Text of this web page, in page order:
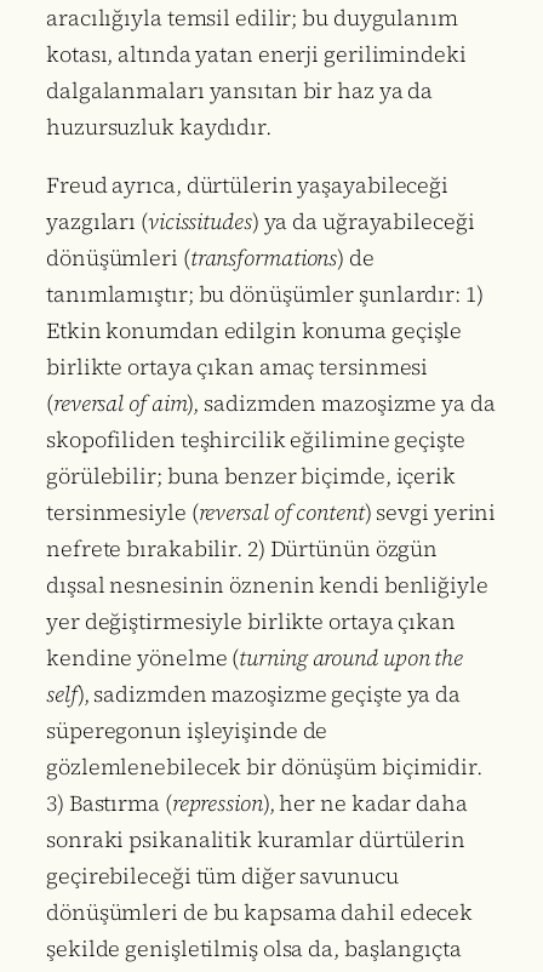
aracılığıyla temsil edilir; bu duygulanım
kotası, altında yatan enerji gerilimindeki
dalgalanmaları yansıtan bir haz ya da
huzursuzluk kaydıdır.
Freud ayrıca, dürtülerin yaşayabileceği
yazgıları (vicissitudes) ya da uğrayabileceği
dönüşümleri (transformations) de
tanımlamıştır; bu dönüşümler şunlardır: 1)
Etkin konumdan edilgin konuma geçişle
birlikte ortaya çıkan amaç tersinmesi
(reversal of aim), sadizmden mazoşizme ya da
skopofiliden teşhircilik eğilimine geçişte
görülebilir; buna benzer biçimde, içerik
tersinmesiyle (reversal of content) sevgi yerini
nefrete bırakabilir. 2) Dürtünün özgün
dışsal nesnesinin öznenin kendi benliğiyle
yer değiştirmesiyle birlikte ortaya çıkan
kendine yönelme (turning around upon the
self), sadizmden mazoşizme geçişte ya da
süperegonun işleyişinde de
gözlemlenebilecek bir dönüşüm biçimidir.
3) Bastırma (repression), her ne kadar daha
sonraki psikanalitik kuramlar dürtülerin
geçirebileceği tüm diğer savunucu
dönüşümleri de bu kapsama dahil edecek
şekilde genişletilmiş olsa da, başlangıçta